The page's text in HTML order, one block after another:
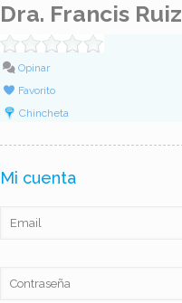
Dra. Francis Ruiz
Opinar
Favorito
Chincheta
Mi cuenta